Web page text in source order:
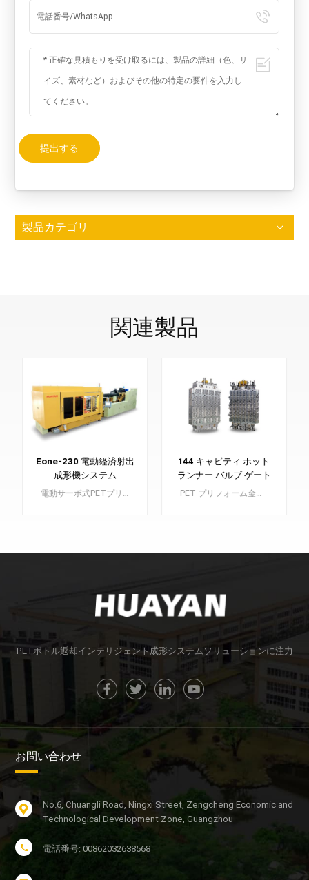
提出する
製品カテゴリ
関連製品
Eone-230 電動経済射出
成形機システム
電動サーボ式PETプリフォーム射出成形機 Eoneシリーズは、小ロット生産に適した高品質な省エネモデルです。
もっと詳しく知
144 キャビティ ホット
ランナー バルブ ゲート
ペット プリフォーム金
PET プリフォーム金型は、高品質のペットボトルの構成要素となる PET プリフォームの製造に不可欠なコンポーネントです。
もっと詳しく知
PETボトル返却インテリジェント成形システムソリューションに注力
お問い合わせ
No.6, Chuangli Road, Ningxi Street, Zengcheng Economic and
Technological Development Zone, Guangzhou
電話番号: 00862032638568